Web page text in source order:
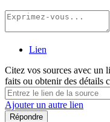
Lien
Citez vos sources avec un
faits ou obtenir des détails
Ajouter un autre lien
Répondre